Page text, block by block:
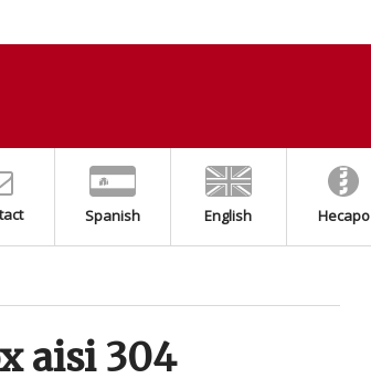
Spanish English Hecapo
aisi 304